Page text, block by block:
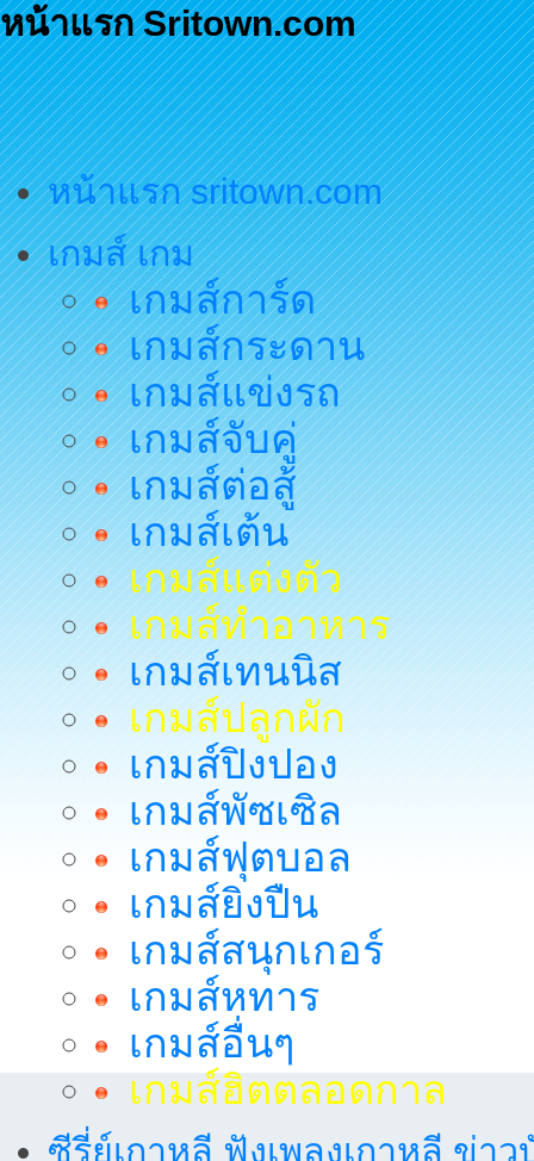
หน้าแรก Sritown.com
หน้าแรก sritown.com
เกมส์ เกม
เกมส์การ์ด
เกมส์กระดาน
เกมส์แข่งรถ
เกมส์จับคู่
เกมส์ต่อสู้
เกมส์เต้น
เกมส์แต่งตัว
เกมส์ทำอาหาร
เกมส์เทนนิส
เกมส์ปลูกผัก
เกมส์ปิงปอง
เกมส์พัซเซิล
เกมส์ฟุตบอล
เกมส์ยิงปืน
เกมส์สนุกเกอร์
เกมส์หทาร
เกมส์อื่นๆ
เกมส์ฮิตตลอดกาล
ซีรี่ย์เกาหลี ฟังเพลงเกาหลี ข่าว